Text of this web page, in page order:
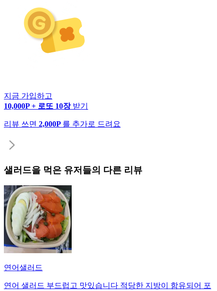
지금 가입하고
10,000P + 로또 10장 받기
리뷰 쓰면 2,000P 를 추가로 드려요
샐러드을 먹은 유저들의 다른 리뷰
연어샐러드
연어 샐러드 부드럽고 맛있습니다 적당한 지방이 함유되어 포